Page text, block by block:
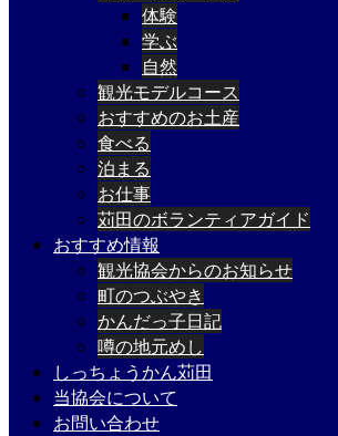
体験
学ぶ
自然
観光モデルコース
おすすめのお土産
食べる
泊まる
お仕事
苅田のボランティアガイド
おすすめ情報
観光協会からのお知らせ
町のつぶやき
かんだっ子日記
噂の地元めし
しっちょうかん苅田
当協会について
お問い合わせ